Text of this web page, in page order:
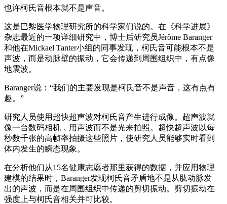
也许柯氏音根本就不是声音。
这是巴黎医学物理研究所的科学家们说的。在《科学进展》
杂志最近的一项详细研究中，博士后研究员Jérôme Baranger
和他在Mickael Tanter小组的同事发现，柯氏音可能根本不是
声波，而是动脉壁的振动，它会传递到周围组织中，有点像
地震波。
Baranger说：“我们的主要发现是柯氏音不是声音，这有点有
趣。”
研究人员使用超快超声波对柯氏音产生进行成像。超声波就
像一台数码相机，用声波而不是光来拍照。超快超声波以每
秒数千张的高帧率拍摄这些照片，使研究人员能够实时看到
体内发生的瞬态现象。
在分析他们从15名健康志愿者那里获得的数据，并应用物理
建模的结果时，Baranger发现柯氏音矛盾地不是从肱动脉发
出的声波，而是在周围组织中传递的剪切振动。剪切振动在
强度上与柯氏音相关并可比较。